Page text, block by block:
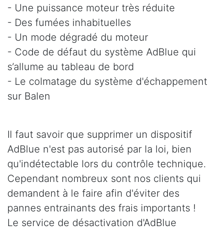
- Une puissance moteur très réduite
- Des fumées inhabituelles
- Un mode dégradé du moteur
- Code de défaut du système AdBlue qui
s’allume au tableau de bord
- Le colmatage du système d'échappement
sur Balen
Il faut savoir que supprimer un dispositif
AdBlue n'est pas autorisé par la loi, bien
qu'indétectable lors du contrôle technique.
Cependant nombreux sont nos clients qui
demandent à le faire afin d'éviter des
pannes entrainants des frais importants !
Le service de désactivation d'AdBlue